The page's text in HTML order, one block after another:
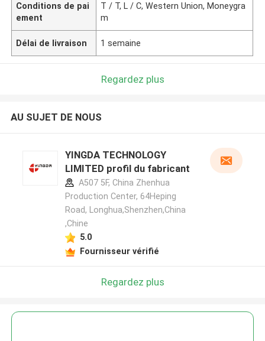
Conditions de pai
ement
T / T, L / C, Western Union, Moneygra
m
Délai de livraison 1 semaine
Regardez plus
AU SUJET DE NOUS
YINGDA TECHNOLOGY
LIMITED profil du fabricant
A507 5F, China Zhenhua
Production Center, 64Heping
Road, Longhua,Shenzhen,China
,Chine
5.0
Fournisseur vérifié
Regardez plus